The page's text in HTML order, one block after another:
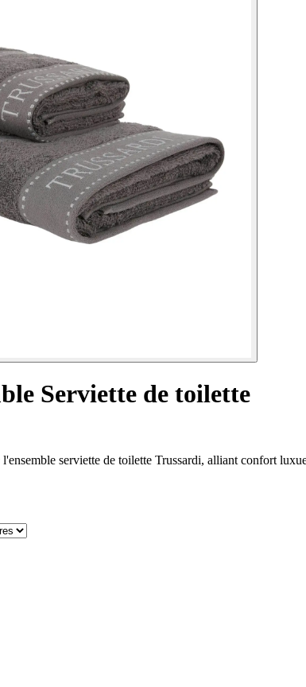
Serviette de toilette
serviette de toilette Trussardi, alliant confort